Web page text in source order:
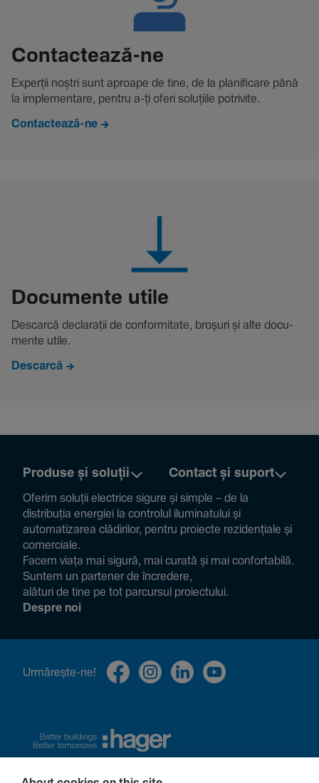
Contac­tează-ne
Experții noștri sunt aproape de tine, de la plani­fi­care până
la imple­men­tare, pentru a-ți oferi solu­țiile potri­vite.
Contactează-ne
Docu­mente utile
Descarcă decla­rații de conformitate, broșuri și alte docu­
mente utile.
Descarcă
Produse și soluții Contact și suport
Oferim soluții electrice sigure și simple – de la
distribuția energiei la controlul ilumi­na­tului și
auto­ma­ti­zarea clădi­rilor, pentru proiecte rezi­den­țiale și
comer­ciale.
Facem viața mai sigură, mai curată și mai confor­ta­bilă.
Suntem un partener de încre­dere,
alături de tine pe tot parcursul proiec­tului.
Despre noi
Urmă­rește-ne!